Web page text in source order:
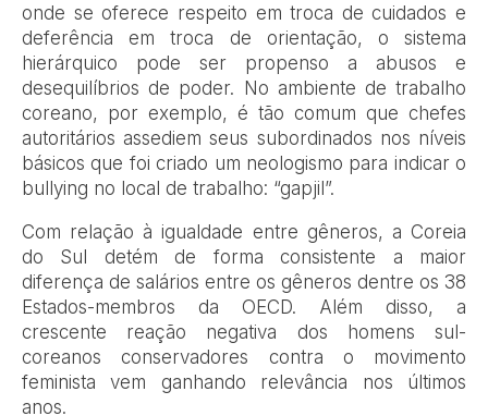
onde se oferece respeito em troca de cuidados e
deferência em troca de orientação, o sistema
hierárquico pode ser propenso a abusos e
desequilíbrios de poder. No ambiente de trabalho
coreano, por exemplo, é tão comum que chefes
autoritários assediem seus subordinados nos níveis
básicos que foi criado um neologismo para indicar o
bullying no local de trabalho: “gapjil”.
Com relação à igualdade entre gêneros, a Coreia
do Sul detém de forma consistente a maior
diferença de salários entre os gêneros dentre os 38
Estados-membros da OECD. Além disso, a
crescente reação negativa dos homens sul-
coreanos conservadores contra o movimento
feminista vem ganhando relevância nos últimos
anos.